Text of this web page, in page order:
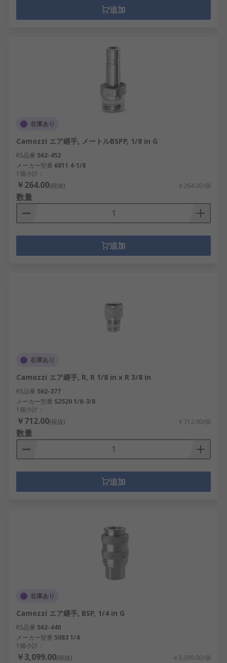
追加
在庫あり
Camozzi エア継手, メートルBSPP, 1/8 in G
RS品番 562-452
メーカー型番 6811 4-1/8
1個小計：
￥264.00(税抜) ￥264.00/個
数量
追加
在庫あり
Camozzi エア継手, R, R 1/8 in x R 3/8 in
RS品番 562-377
メーカー型番 S2520 1/8-3/8
1個小計：
￥712.00(税抜) ￥712.00/個
数量
追加
在庫あり
Camozzi エア継手, BSP, 1/4 in G
RS品番 562-440
メーカー型番 5083 1/4
1個小計：
￥3,099.00(税抜) ￥3,099.00/個